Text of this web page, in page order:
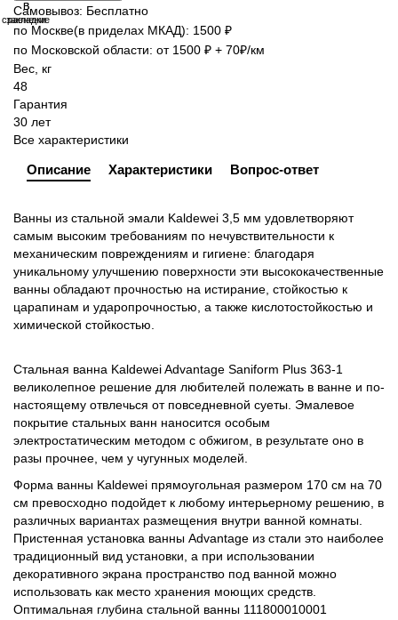
В
закладки
В
сравнение
Самовывоз: Бесплатно
по Москве(в приделах МКАД): 1500 ₽
по Московской области: от 1500 ₽ + 70₽/км
Вес, кг
48
Гарантия
30 лет
Все характеристики
Описание Характеристики Вопрос-ответ
Ванны из стальной эмали Kaldewei 3,5 мм удовлетворяют
самым высоким требованиям по нечувствительности к
механическим повреждениям и гигиене: благодаря
уникальному улучшению поверхности эти высококачественные
ванны обладают прочностью на истирание, стойкостью к
царапинам и ударопрочностью, а также кислотостойкостью и
химической стойкостью.
Стальная ванна Kaldewei Advantage Saniform Plus 363-1
великолепное решение для любителей полежать в ванне и по-
настоящему отвлечься от повседневной суеты. Эмалевое
покрытие стальных ванн наносится особым
электростатическим методом с обжигом, в результате оно в
разы прочнее, чем у чугунных моделей.
Форма ванны Kaldewei прямоугольная размером 170 см на 70
см превосходно подойдет к любому интерьерному решению, в
различных вариантах размещения внутри ванной комнаты.
Пристенная установка ванны Advantage из стали это наиболее
традиционный вид установки, а при использовании
декоративного экрана пространство под ванной можно
использовать как место хранения моющих средств.
Оптимальная глубина стальной ванны 111800010001